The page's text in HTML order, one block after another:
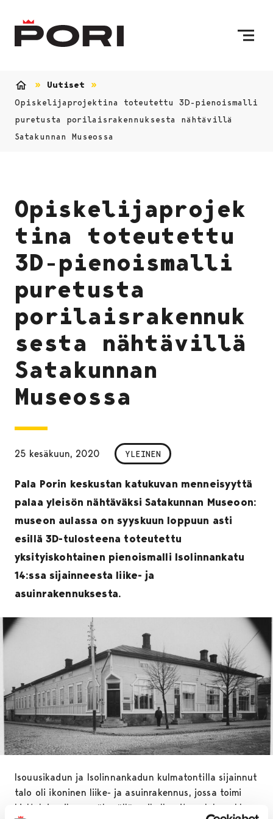
Uutiset
Opiskelijaprojektina toteutettu 3D-pienoismalli
puretusta porilaisrakennuksesta nähtävillä
Satakunnan Museossa
Opiskelijaprojek
tina toteutettu
3D-pienoismalli
puretusta
porilaisrakennuk
sesta nähtävillä
Satakunnan
Museossa
25 kesäkuun, 2020 YLEINEN
Pala Porin keskustan katukuvan menneisyyttä
palaa yleisön nähtäväksi Satakunnan Museoon:
museon aulassa on syyskuun loppuun asti
esillä 3D-tulosteena toteutettu
yksityiskohtainen pienoismalli Isolinnankatu
14:ssa sijainneesta liike- ja
asuinrakennuksesta.
Isouusikadun ja Isolinnankadun kulmatontilla sijainnut
talo oli ikoninen liike- ja asuinrakennus, jossa toimi
kieltolain aikana näkyvällä paikalla aito salakapakka